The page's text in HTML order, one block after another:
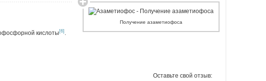
Получение азаметиофоса
кислоты[6] .
Оставьте свой отзыв: